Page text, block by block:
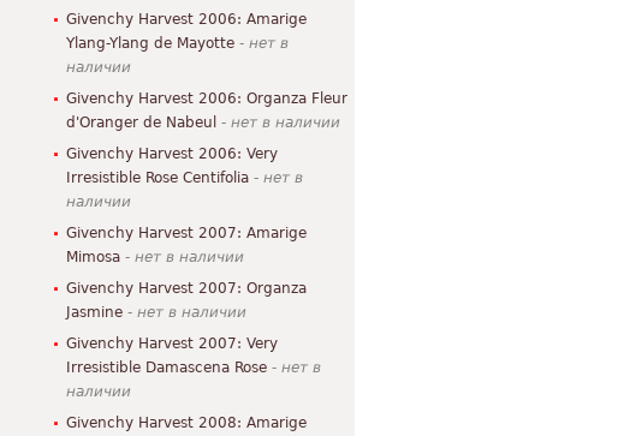
Givenchy Harvest 2006: Amarige
Ylang-Ylang de Mayotte - нет в
наличии
Givenchy Harvest 2006: Organza Fleur
d'Oranger de Nabeul - нет в наличии
Givenchy Harvest 2006: Very
Irresistible Rose Centifolia - нет в
наличии
Givenchy Harvest 2007: Amarige
Mimosa - нет в наличии
Givenchy Harvest 2007: Organza
Jasmine - нет в наличии
Givenchy Harvest 2007: Very
Irresistible Damascena Rose - нет в
наличии
Givenchy Harvest 2008: Amarige